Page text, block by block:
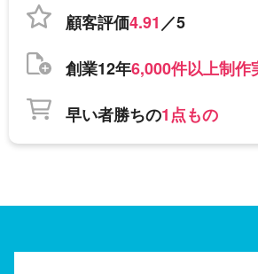
顧客評価4.91／5
創業12年6,000件以上制作
早い者勝ちの1点もの